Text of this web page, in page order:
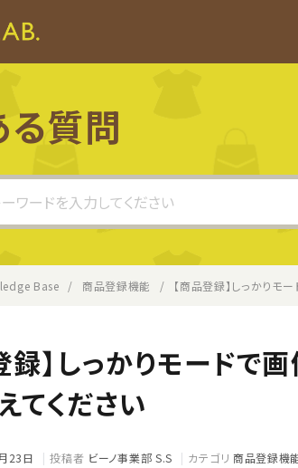
る質問
Base 商品登録機能 【商品登録】しっかりモ
録】しっかりモードで
てください
23日 投稿者 ビーノ事業部 S.S カテゴリ 商品登録機